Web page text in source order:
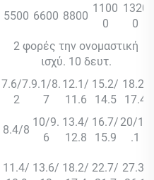
5500 6600 8800
1100
0
1320
0
2 φορές την ονομαστική
ισχύ. 10 δευτ.
7.6/7.
2
9.1/8.
7
12.1/
11.6
15.2/
14.5
18.2/
17.4
8.4/8
10/9.
6
13.4/
12.8
16.7/
15.9
20/19
.1
11.4/ 13.6/ 18.2/ 22.7/ 27.3/